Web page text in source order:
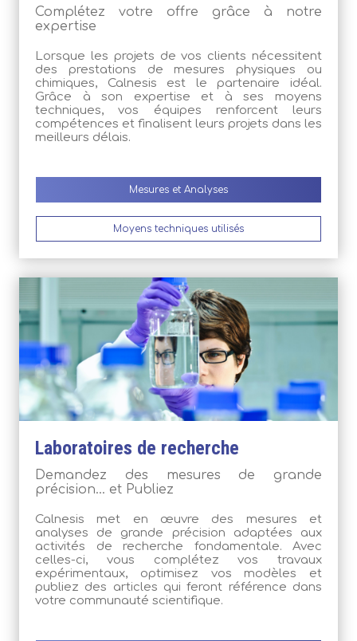
Complétez votre offre grâce à notre
expertise
Lorsque les projets de vos clients nécessitent
des prestations de mesures physiques ou
chimiques, Calnesis est le partenaire idéal.
Grâce à son expertise et à ses moyens
techniques, vos équipes renforcent leurs
compétences et finalisent leurs projets dans les
meilleurs délais.
Mesures et Analyses
Moyens techniques utilisés
Laboratoires de recherche
Demandez des mesures de grande
précision… et Publiez
Calnesis met en œuvre des mesures et
analyses de grande précision adaptées aux
activités de recherche fondamentale. Avec
celles-ci, vous complétez vos travaux
expérimentaux, optimisez vos modèles et
publiez des articles qui feront référence dans
votre communauté scientifique.